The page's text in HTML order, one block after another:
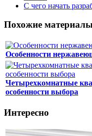
С чего начать
Похожие
Особенности
Четырехкомнатные
особенности выбора
Интересно